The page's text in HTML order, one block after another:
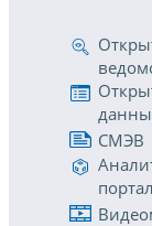
СМЭВ
портал